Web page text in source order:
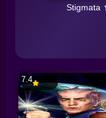
Stigmata
7.4